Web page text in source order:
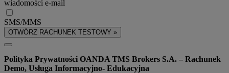
wiadomości e-mail
SMS/MMS
OTWÓRZ RACHUNEK TESTOWY »
Polityka Prywatności OANDA TMS Brokers S.A. – Rachunek
Demo, Usługa Informacyjno- Edukacyjna